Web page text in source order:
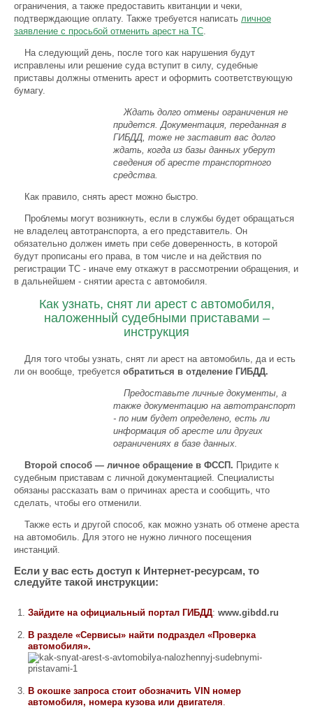
ограничения, а также предоставить квитанции и чеки,
подтверждающие оплату. Также требуется написать личное
заявление с просьбой отменить арест на ТС.
На следующий день, после того как нарушения будут
исправлены или решение суда вступит в силу, судебные
приставы должны отменить арест и оформить соответствующую
бумагу.
Ждать долго отмены ограничения не
придется. Документация, переданная в
ГИБДД, тоже не заставит вас долго
ждать, когда из базы данных уберут
сведения об аресте транспортного
средства.
Как правило, снять арест можно быстро.
Проблемы могут возникнуть, если в службы будет обращаться
не владелец автотранспорта, а его представитель. Он
обязательно должен иметь при себе доверенность, в которой
будут прописаны его права, в том числе и на действия по
регистрации ТС - иначе ему откажут в рассмотрении обращения, и
в дальнейшем - снятии ареста с автомобиля.
Как узнать, снят ли арест с автомобиля,
наложенный судебными приставами –
инструкция
Для того чтобы узнать, снят ли арест на автомобиль, да и есть
ли он вообще, требуется обратиться в отделение ГИБДД.
Предоставьте личные документы, а
также документацию на автотранспорт
- по ним будет определено, есть ли
информация об аресте или других
ограничениях в базе данных.
Второй способ — личное обращение в ФССП. Придите к
судебным приставам с личной документацией. Специалисты
обязаны рассказать вам о причинах ареста и сообщить, что
сделать, чтобы его отменили.
Также есть и другой способ, как можно узнать об отмене ареста
на автомобиль. Для этого не нужно личного посещения
инстанций.
Если у вас есть доступ к Интернет-ресурсам, то
следуйте такой инструкции:
Зайдите на официальный портал ГИБДД: www.gibdd.ru
В разделе «Сервисы» найти подраздел «Проверка
автомобиля».
В окошке запроса стоит обозначить VIN номер
автомобиля, номера кузова или двигателя.